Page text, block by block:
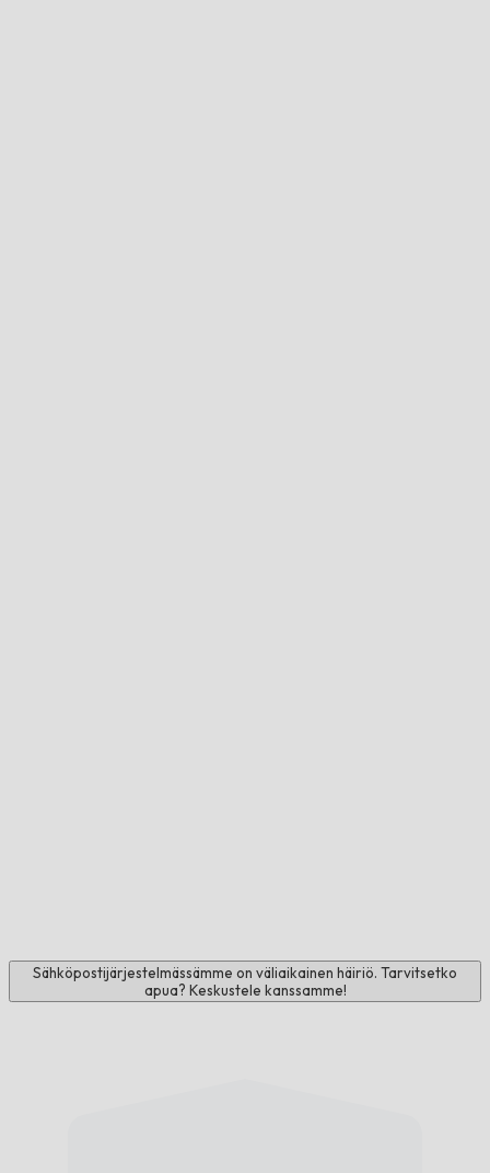
Sähköpostijärjestelmässämme on väliaikainen häiriö. Tarvitsetko
apua? Keskustele kanssamme!